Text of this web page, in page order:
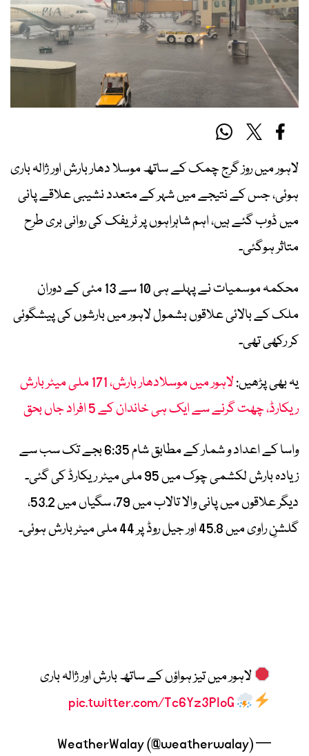
لاہور میں روز گرج چمک کے ساتھ موسلا دھار بارش اور ژالہ باری
ہوئی، جس کے نتیجے میں شہر کے متعدد نشیبی علاقے پانی
میں ڈوب گئے ہیں، اہم شاہراہوں پر ٹریفک کی روانی بری طرح
متاثر ہوگئی۔
محکمہ موسمیات نے پہلے ہی 10 سے 13 مئی کے دوران
ملک کے بالائی علاقوں بشمول لاہور میں بارشوں کی پیشگوئی
کر رکھی تھی۔
یہ بھی پڑھیں:
لاہور میں موسلادھار بارش، 171 ملی میٹر بارش
ریکارڈ، چھت گرنے سے ایک ہی خاندان کے 5 افراد جاں بحق
واسا کے اعداد و شمار کے مطابق شام 6:35 بجے تک سب سے
زیادہ بارش لکشمی چوک میں 95 ملی میٹر ریکارڈ کی گئی۔
دیگر علاقوں میں پانی والا تالاب میں 79، سگیاں میں 53.2،
گلشنِ راوی میں 45.8 اور جیل روڈ پر 44 ملی میٹر بارش ہوئی۔
لاہور میں تیز ہواؤں کے ساتھ بارش اور ژالہ باری
pic.twitter.com/Tc6Yz3PIoG
— WeatherWalay (@weatherwalay)